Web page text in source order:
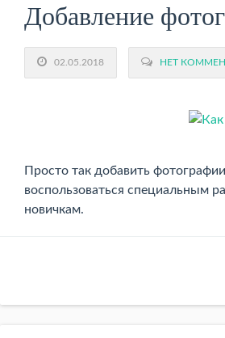
Добавление
02.05.2018 НЕТ
Просто так добавить
воспользоваться специальным
новичкам.